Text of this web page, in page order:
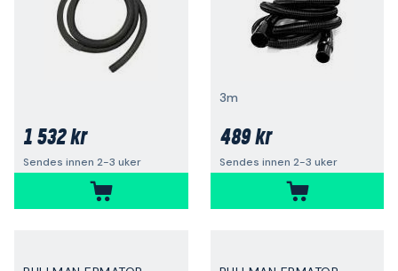
1 532 kr
Sendes innen 2-3 uker
3m
489 kr
Sendes innen 2-3 uker